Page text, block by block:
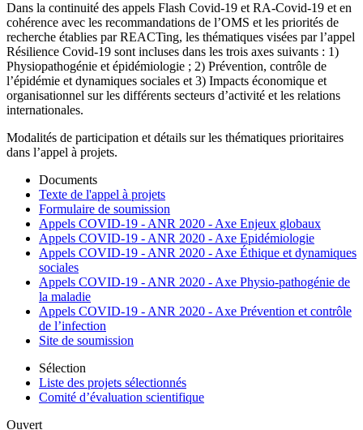
Dans la continuité des appels Flash Covid-19 et RA-Covid-19 et en
cohérence avec les recommandations de l’OMS et les priorités de
recherche établies par REACTing, les thématiques visées par l’appel
Résilience Covid-19 sont incluses dans les trois axes suivants : 1)
Physiopathogénie et épidémiologie ; 2) Prévention, contrôle de
l’épidémie et dynamiques sociales et 3) Impacts économique et
organisationnel sur les différents secteurs d’activité et les relations
internationales.
Modalités de participation et détails sur les thématiques prioritaires
dans l’appel à projets.
Documents
Texte de l'appel à projets
Formulaire de soumission
Appels COVID-19 - ANR 2020 - Axe Enjeux globaux
Appels COVID-19 - ANR 2020 - Axe Epidémiologie
Appels COVID-19 - ANR 2020 - Axe Éthique et dynamiques
sociales
Appels COVID-19 - ANR 2020 - Axe Physio-pathogénie de
la maladie
Appels COVID-19 - ANR 2020 - Axe Prévention et contrôle
de l’infection
Site de soumission
Sélection
Liste des projets sélectionnés
Comité d’évaluation scientifique
Ouvert